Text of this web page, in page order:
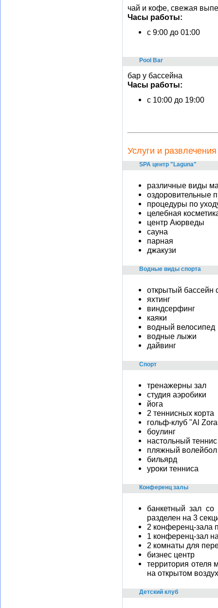
чай и кофе, свежая
Часы работы:
c 9:00 до 01:00
Pool Bar
бар у бассейна
Часы работы:
c 10:00 до 19:00
Услуги и развлечения
SPA центр "Laguna"
различные виды
оздоровительные
процедуры по
целебная
центр Аюрведы
сауна
парная
джакузи
Водные виды спорта
открытый бассейн
яхтинг
виндсерфинг
каяки
водный велосипед
водные лыжи
дайвинг
Спорт
тренажерны зал
студия аэробики
йога
2 теннисных корта
гольф-клуб "Al
боулинг
настольный теннис
пляжный волейбол
бильярд
уроки тенниса
Конференц залы
банкетный зал
разделен на 3
2 конференц-зала
1 конференц-зал
2 комнаты для
бизнес центр
территория отеля
на открытом
Детский клуб